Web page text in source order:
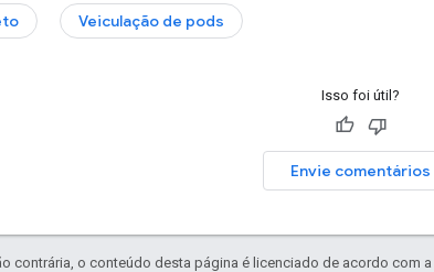
Veiculação de pods
Isso foi útil?
Envie comentários
contrária, o conteúdo desta página é licenciado de acordo com a